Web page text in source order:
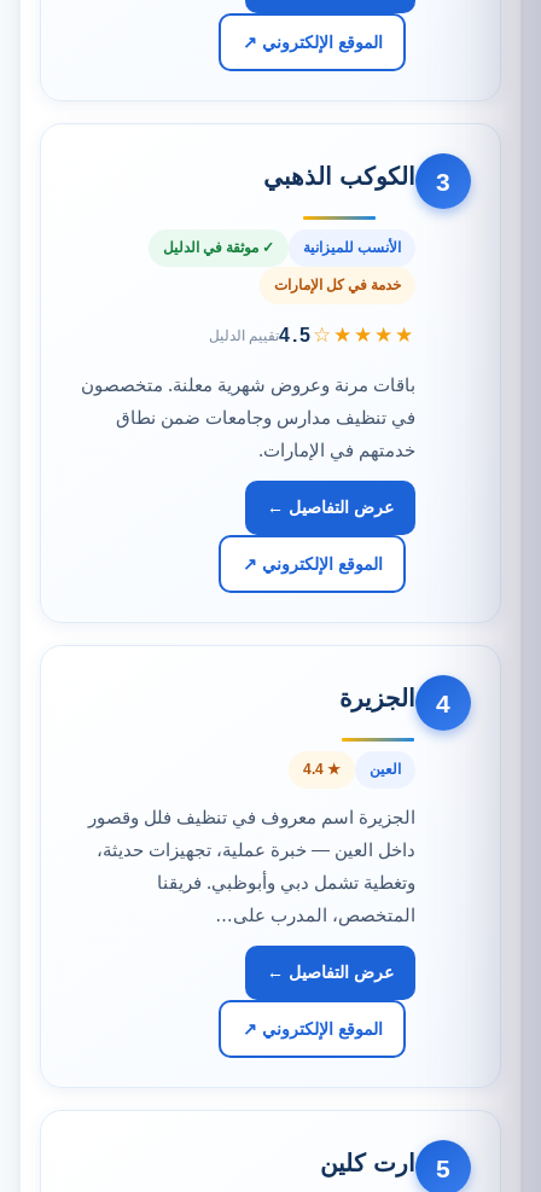
الموقع الإلكتروني ↗
3 الكوكب الذهبي
الأنسب للميزانية ✓ موثقة في الدليل
خدمة في كل الإمارات
★★★★☆
4.5تقييم الدليل
باقات مرنة وعروض شهرية معلنة. متخصصون
في تنظيف مدارس وجامعات ضمن نطاق
خدمتهم في الإمارات.
عرض التفاصيل ←
الموقع الإلكتروني ↗
4 الجزيرة
العين ★ 4.4
الجزيرة اسم معروف في تنظيف فلل وقصور
داخل العين — خبرة عملية، تجهيزات حديثة،
وتغطية تشمل دبي وأبوظبي. فريقنا
المتخصص، المدرب على…
عرض التفاصيل ←
الموقع الإلكتروني ↗
5 ارت كلين